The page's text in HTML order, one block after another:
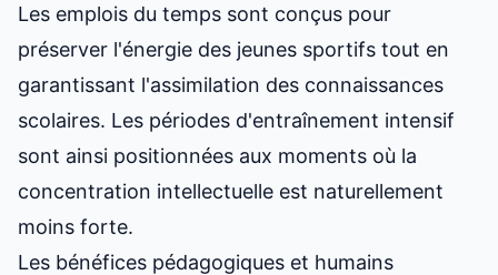
Les emplois du temps sont conçus pour
préserver l'énergie des jeunes sportifs tout en
garantissant l'assimilation des connaissances
scolaires. Les périodes d'entraînement intensif
sont ainsi positionnées aux moments où la
concentration intellectuelle est naturellement
moins forte.
Les bénéfices pédagogiques et humains